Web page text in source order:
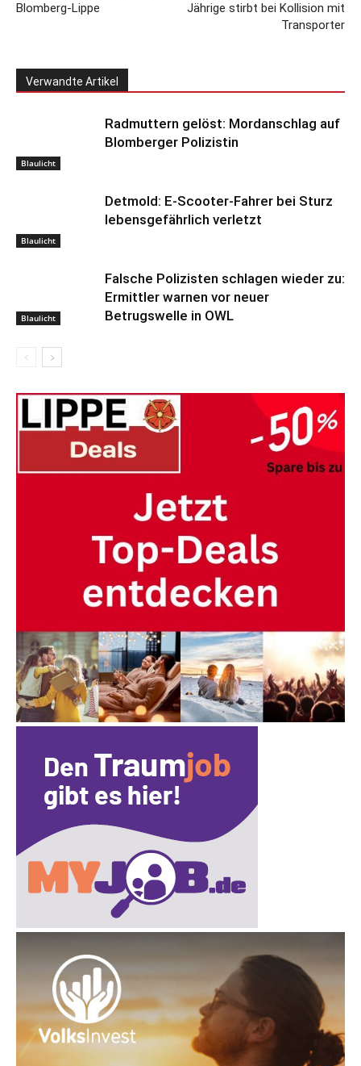
Blomberg-Lippe
Jährige stirbt bei Kollision mit
Transporter
Verwandte Artikel
Blaulicht
Radmuttern gelöst: Mordanschlag auf
Blomberger Polizistin
Blaulicht
Detmold: E-Scooter-Fahrer bei Sturz
lebensgefährlich verletzt
Blaulicht
Falsche Polizisten schlagen wieder zu:
Ermittler warnen vor neuer
Betrugswelle in OWL